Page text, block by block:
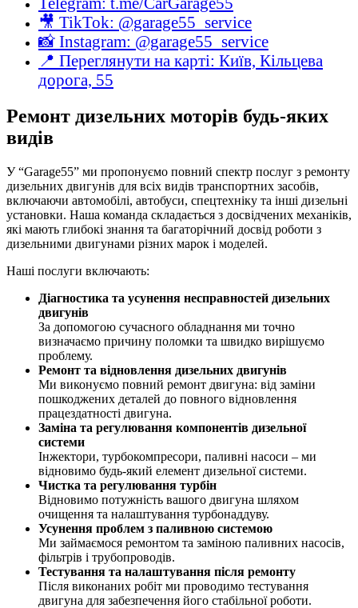
🎥 TikTok: @garage55_service
📸 Instagram: @garage55_service
📍 Переглянути на карті: Київ, Кільцева
дорога, 55
Ремонт дизельних моторів будь-яких
видів
У “Garage55” ми пропонуємо повний спектр послуг з ремонту
дизельних двигунів для всіх видів транспортних засобів,
включаючи автомобілі, автобуси, спецтехніку та інші дизельні
установки. Наша команда складається з досвідчених механіків,
які мають глибокі знання та багаторічний досвід роботи з
дизельними двигунами різних марок і моделей.
Наші послуги включають:
Діагностика та усунення несправностей дизельних
двигунів
За допомогою сучасного обладнання ми точно
визначаємо причину поломки та швидко вирішуємо
проблему.
Ремонт та відновлення дизельних двигунів
Ми виконуємо повний ремонт двигуна: від заміни
пошкоджених деталей до повного відновлення
працездатності двигуна.
Заміна та регулювання компонентів дизельної
системи
Інжектори, турбокомпресори, паливні насоси – ми
відновимо будь-який елемент дизельної системи.
Чистка та регулювання турбін
Відновимо потужність вашого двигуна шляхом
очищення та налаштування турбонаддуву.
Усунення проблем з паливною системою
Ми займаємося ремонтом та заміною паливних насосів,
фільтрів і трубопроводів.
Тестування та налаштування після ремонту
Після виконаних робіт ми проводимо тестування
двигуна для забезпечення його стабільної роботи.